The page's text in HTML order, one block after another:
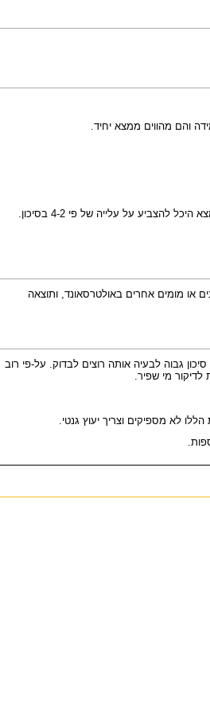
והם מהווים ממצא יחיד.
גיל אישה צעיר, העדר סימנים או מומים אחרים באולטרסאונד, ותוצאה
גבוה לבעיה אותה רוצים לבדוק. על-פי רוב